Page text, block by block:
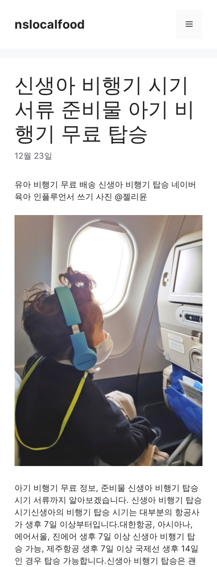
contentnslocalfood Menu
신생아 비행기 시기
서류 준비물 아기 비
행기 무료 탑승
12월 23일
유아 비행기 무료 배송 신생아 비행기 탑승 네이버
육아 인플루언서 쓰기 사진 @젤리윤
아기 비행기 무료 정보, 준비물 신생아 비행기 탑승
시기 서류까지 알아보겠습니다. 신생아 비행기 탑승
시기신생아의 비행기 탑승 시기는 대부분의 항공사
가 생후 7일 이상부터입니다.대한항공, 아시아나,
에어서울, 진에어 생후 7일 이상 신생아 비행기 탑
승 가능, 제주항공 생후 7일 이상 국제선 생후 14일
인 경우 탑승 가능합니다.신생아 비행기 탑승은 괜